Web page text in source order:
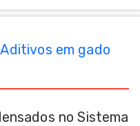
Aditivos em gado
no Sistema